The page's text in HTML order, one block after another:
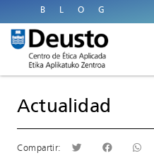
BLOG
Actualidad